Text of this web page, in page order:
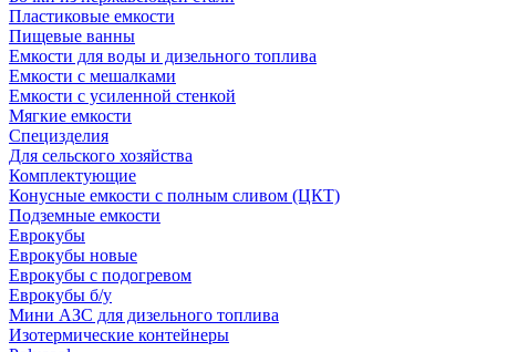
Пластиковые емкости
Пищевые ванны
Емкости для воды и дизельного топлива
Емкости с мешалками
Емкости с усиленной стенкой
Мягкие емкости
Специзделия
Для сельского хозяйства
Комплектующие
Конусные емкости с полным сливом (ЦКТ)
Подземные емкости
Еврокубы
Еврокубы новые
Еврокубы с подогревом
Еврокубы б/у
Мини АЗС для дизельного топлива
Изотермические контейнеры